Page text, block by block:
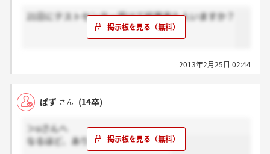
21日にテストセンター受けて結果来た人いますか？
2013年2月25日 02:44
ぱず さん (14卒)
＞uさんへ
なるほど、ありがとうございます！